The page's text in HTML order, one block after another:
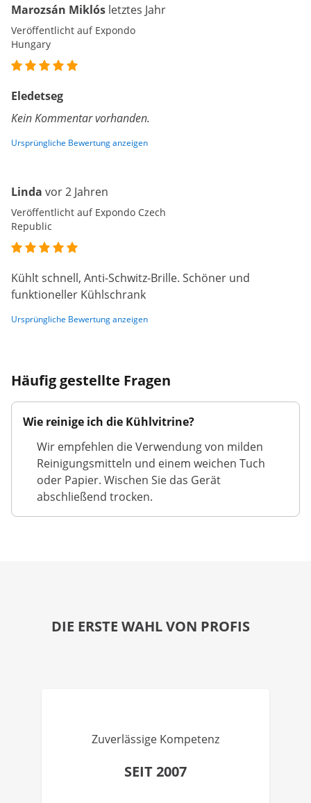
Marozsán Miklós letztes Jahr
Veröffentlicht auf Expondo
Hungary
Eledetseg
Kein Kommentar vorhanden.
Ursprüngliche Bewertung anzeigen
Linda vor 2 Jahren
Veröffentlicht auf Expondo Czech
Republic
Kühlt schnell, Anti-Schwitz-Brille. Schöner und
funktioneller Kühlschrank
Ursprüngliche Bewertung anzeigen
Häufig gestellte Fragen
Wie reinige ich die Kühlvitrine?
Wir empfehlen die Verwendung von milden
Reinigungsmitteln und einem weichen Tuch
oder Papier. Wischen Sie das Gerät
abschließend trocken.
DIE ERSTE WAHL VON PROFIS
Zuverlässige Kompetenz
SEIT 2007